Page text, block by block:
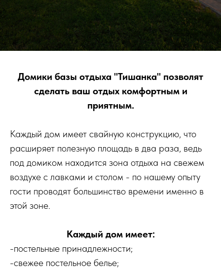
Домики базы отдыха "Тишанка" позволят
сделать ваш отдых комфортным и
приятным.
Каждый дом имеет свайную конструкцию, что
расширяет полезную площадь в два раза, ведь
под домиком находится зона отдыха на свежем
воздухе с лавками и столом - по нашему опыту
гости проводят большинство времени именно в
этой зоне.
Каждый дом имеет:
-постельные принадлежности;
-свежее постельное белье;